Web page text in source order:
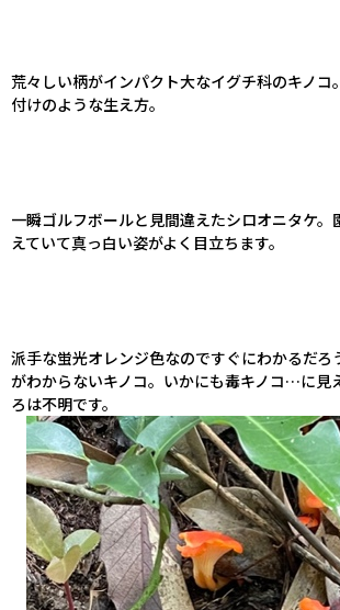
荒々しい柄がインパクト大なイグチ科のキノコ
付けのような生え方。
一瞬ゴルフボールと見間違えたシロオニタケ。
えていて真っ白い姿がよく目立ちます。
派手な蛍光オレンジ色なのですぐにわかるだろ
がわからないキノコ。いかにも毒キノコ…に見
ろは不明です。